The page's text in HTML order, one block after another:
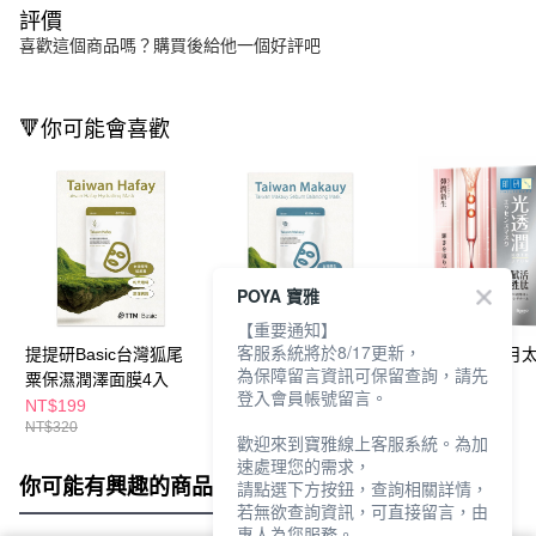
評價
喜歡這個商品嗎？購買後給他一個好評吧
🔻你可能會喜歡
提提研Basic台灣狐尾
粟保濕潤澤面膜4入
NT$199
NT$320
提提研Basic台灣山馬
告皮脂調理面膜4入
NT$199
肌研光透潤胜月
面膜4入-彈潤
你可能有興趣的商品 全站排行
POYA 寶雅
【重要通知】
客服系統將於8/17更新，
為保障留言資訊可保留查詢，請先
登入會員帳號留言。
歡迎來到寶雅線上客服系統。為加
速處理您的需求，
請點選下方按鈕，查詢相關詳情，
若無欲查詢資訊，可直接留言，由